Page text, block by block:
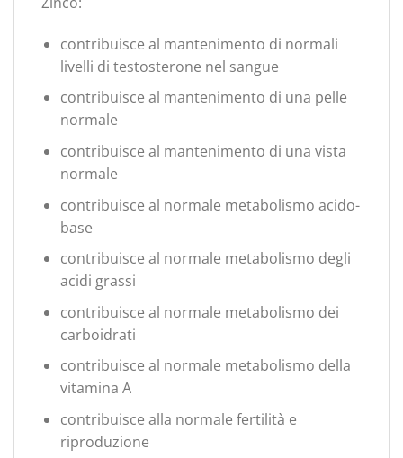
contribuisce al mantenimento di normali
livelli di testosterone nel sangue
contribuisce al mantenimento di una pelle
normale
contribuisce al mantenimento di una vista
normale
contribuisce al normale metabolismo acido-
base
contribuisce al normale metabolismo degli
acidi grassi
contribuisce al normale metabolismo dei
carboidrati
contribuisce al normale metabolismo della
vitamina A
contribuisce alla normale fertilità e
riproduzione